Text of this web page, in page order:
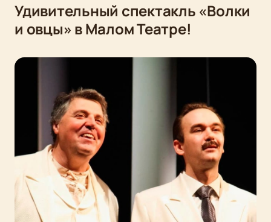
Удивительный спектакль «Волки
и овцы» в Малом Театре!